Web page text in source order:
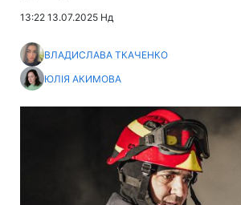
13:22 13.07.2025 Нд
ВЛАДИСЛАВА ТКАЧЕНКО
ЮЛІЯ АКИМОВА